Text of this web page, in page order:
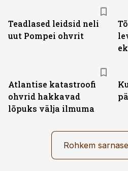
Teadlased leidsid neli
uut Pompei ohvrit
Atlantise katastroofi
ohvrid hakkavad
lõpuks välja ilmuma
Rohkem